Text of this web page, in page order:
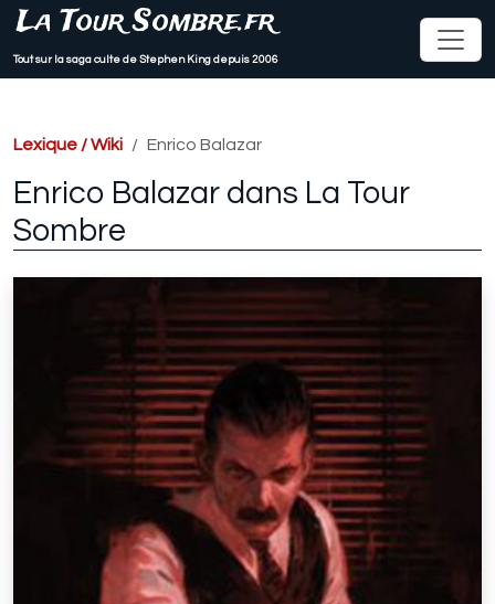
La Tour Sombre.fr
Tout sur la saga culte de Stephen King depuis 2006
Lexique / Wiki Enrico Balazar
Enrico Balazar dans La Tour
Sombre